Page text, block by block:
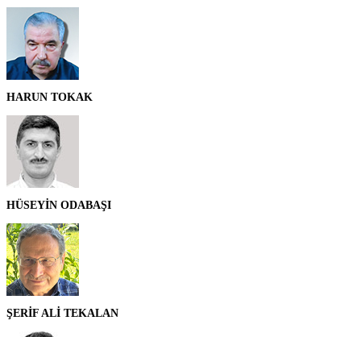
HARUN TOKAK
HÜSEYİN ODABAŞI
ŞERİF ALİ TEKALAN